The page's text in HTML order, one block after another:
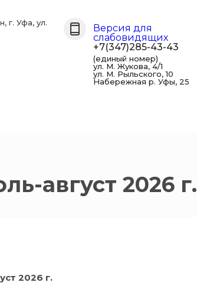
г. Уфа, ул.
Версия для
слабовидящих
+7(347)285-43-43
(единый номер)
ул. М. Жукова, 4/1
ул. М. Рыльского, 10
Набережная р. Уфы, 25
август 2026 г.
2026 г.